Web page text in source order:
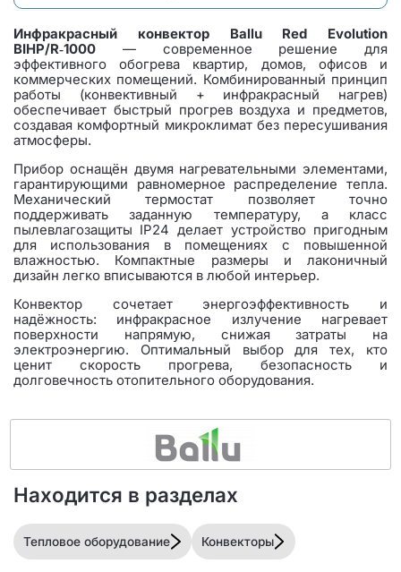
Инфракрасный конвектор Ballu Red Evolution
BIHP/R‑1000— современное решение для
эффективного обогрева квартир, домов, офисов и
коммерческих помещений. Комбинированный принцип
работы (конвективный + инфракрасный нагрев)
обеспечивает быстрый прогрев воздуха и предметов,
создавая комфортный микроклимат без пересушивания
атмосферы.
Прибор оснащён двумя нагревательными элементами,
гарантирующими равномерное распределение тепла.
Механический термостат позволяет точно
поддерживать заданную температуру, а класс
пылевлагозащиты IP24 делает устройство пригодным
для использования в помещениях с повышенной
влажностью. Компактные размеры и лаконичный
дизайн легко вписываются в любой интерьер.
Конвектор сочетает энергоэффективность и
надёжность: инфракрасное излучение нагревает
поверхности напрямую, снижая затраты на
электроэнергию. Оптимальный выбор для тех, кто
ценит скорость прогрева, безопасность и
долговечность отопительного оборудования.
Находится в разделах
Тепловое оборудование Конвекторы